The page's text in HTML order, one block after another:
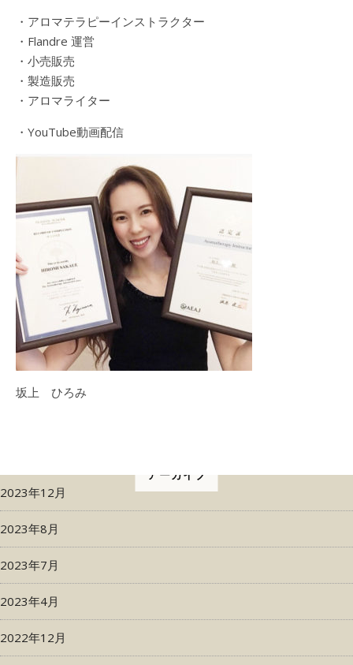
・アロマテラピーインストラクター
・Flandre 運営
・小売販売
・製造販売
・アロマライター
・YouTube動画配信
坂上 ひろみ
アーカイブ
2023年12月
2023年8月
2023年7月
2023年4月
2022年12月